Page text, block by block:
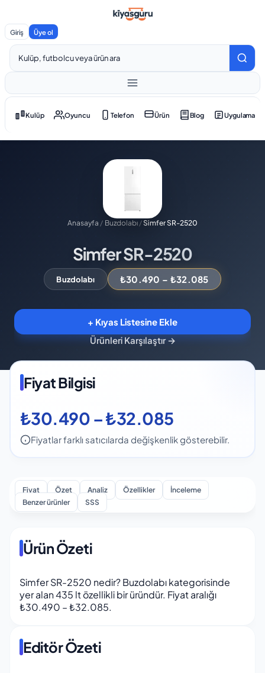
Giriş Üye ol
Kulüp Oyuncu Telefon Ürün Blog Uygulama
Anasayfa / Buzdolabı /Simfer SR-2520
Simfer SR-2520
Buzdolabı ₺30.490 – ₺32.085
+ Kıyas Listesine Ekle
Ürünleri Karşılaştır→
Fiyat Bilgisi
₺30.490 – ₺32.085
Fiyatlar farklı satıcılarda değişkenlik gösterebilir.
Fiyat Özet Analiz Özellikler
İnceleme
Benzer ürünler
SSS
Ürün Özeti
Simfer SR-2520 nedir? Buzdolabı kategorisinde
yer alan 435 lt özellikli bir üründür. Fiyat aralığı
₺30.490 – ₺32.085.
Editör Özeti